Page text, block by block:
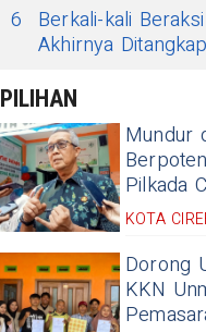
6
Berkali-kali
Akhirnya
PILIHAN
Mundur
Pilkada
KOTA
Dorong
KKN